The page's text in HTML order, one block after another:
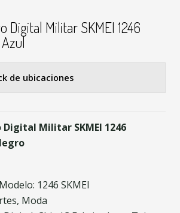
Digital Militar SKMEI 1246
de ubicaciones
Militar SKMEI 1246
1246 SKMEI
Moda